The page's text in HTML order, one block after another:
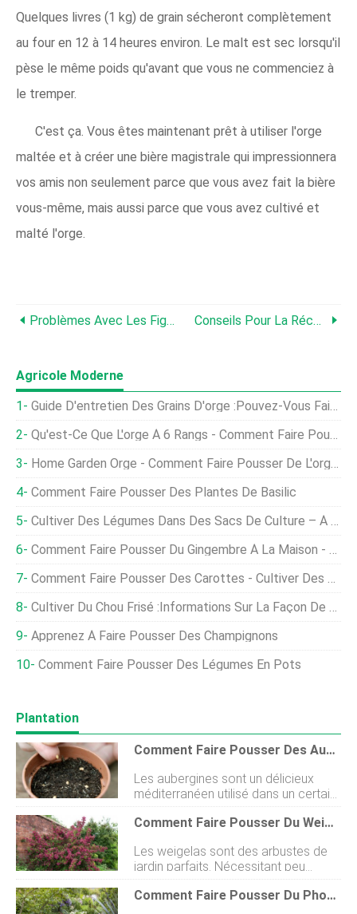
Quelques livres (1 kg) de grain sécheront complètement
au four en 12 à 14 heures environ. Le malt est sec lorsqu'il
pèse le même poids qu'avant que vous ne commenciez à
le tremper.
C'est ça. Vous êtes maintenant prêt à utiliser l'orge
maltée et à créer une bière magistrale qui impressionnera
vos amis non seulement parce que vous avez fait la bière
vous-même, mais aussi parce que vous avez cultivé et
malté l'orge.
Problèmes Avec Les Figuiers:maladies Courantes Du Figuier Conseils Pour La Récolte De L'orge - Comment Et Quand Récolter L'orge
Agricole Moderne
Guide D'entretien Des Grains D'orge :pouvez-Vous Faire Pousser De L'orge À La Maison
Qu'est-Ce Que L'orge À 6 Rangs - Comment Faire Pousser De L'orge À 6 Rangs Pour La Fabrication De La Bière
Home Garden Orge - Comment Faire Pousser De L'orge Comme Culture De Couverture
Comment Faire Pousser Des Plantes De Basilic
Cultiver Des Légumes Dans Des Sacs De Culture – À La Maison
Comment Faire Pousser Du Gingembre À La Maison - Un Guide Complet
Comment Faire Pousser Des Carottes - Cultiver Des Carottes Dans Le Jardin
Cultiver Du Chou Frisé :informations Sur La Façon De Faire Pousser Du Chou Frisé
Apprenez À Faire Pousser Des Champignons
Comment Faire Pousser Des Légumes En Pots
Plantation
Comment Faire Pousser Des Aubergines
Les aubergines sont un délicieux
méditerranéen utilisé dans un certain
nombre de plats tels que la
parmigiana, les beignets, les currys et
peuvent également être grillées,
rôties et farcies. Dans la même
famille que les tomates, les poivrons
et les piments, les aubergines
Comment Faire Pousser Du Weigela
Les weigelas sont des arbustes de
jardin parfaits. Nécessitant peu
dentretien, ils sont faciles à cultiver
et fonctionnent bien dans une variété
Comment Faire Pousser Du Phormium